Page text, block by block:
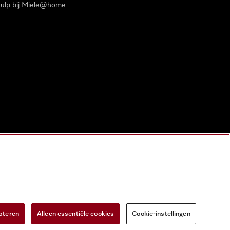
bij Miele@home
Alleen essentiële cookies Cookie-instellingen